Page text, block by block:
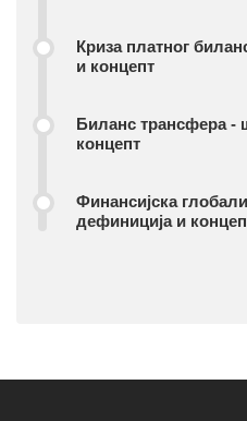
Криза платног
и концепт
Биланс трансфера -
концепт
Финансијска
дефиниција и